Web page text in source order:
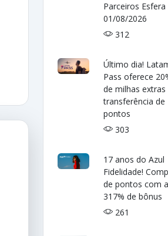
Parceiros Esfera
01/08/2026
312
Último dia!
Pass oferece
de milhas extras
transferência de
pontos
303
17 anos do Azul
Fidelidade!
de pontos com
317% de bônus
261